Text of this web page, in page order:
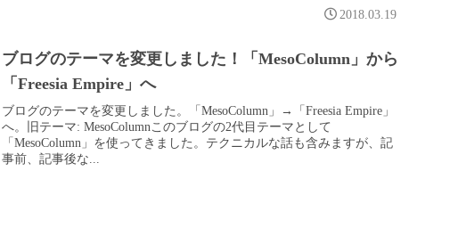
2018.03.19
ブログのテーマを変更しました！「MesoColumn」から
「Freesia Empire」へ
ブログのテーマを変更しました。「MesoColumn」→「Freesia Empire」
へ。旧テーマ: MesoColumnこのブログの2代目テーマとして
「MesoColumn」を使ってきました。テクニカルな話も含みますが、記
事前、記事後な...